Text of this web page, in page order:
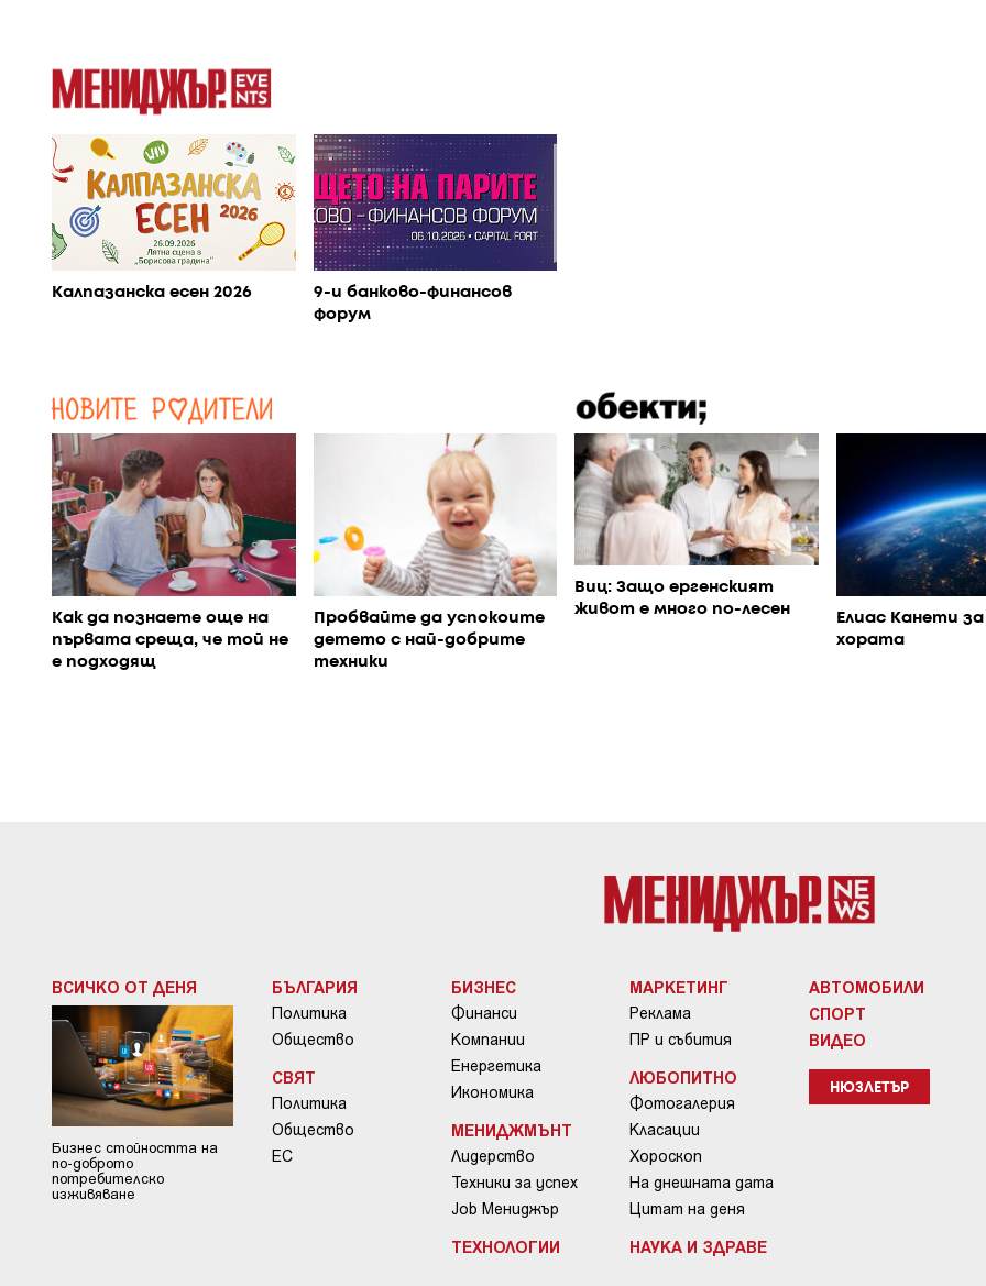
Калпазанска есен 2026
9-и банково-финансов
форум
Как да познаете още на
първата среща, че той не
е подходящ
Пробвайте да успокоите
детето с най-добрите
техники
Виц: Защо ергенският
живот е много по-лесен
Елиас Канети
хората
ВСИЧКО ОТ ДЕНЯ
Бизнес стойността на
по-доброто
потребителско
изживяване
БЪЛГАРИЯ
Политика
Общество
СВЯТ
Политика
Общество
ЕС
БИЗНЕС
Финанси
Компании
Енергетика
Икономика
МЕНИДЖМЪНТ
Лидерство
Техники за успех
Job Мениджър
ТЕХНОЛОГИИ
МАРКЕТИНГ
Реклама
ПР и събития
ЛЮБОПИТНО
Фотогалерия
Класации
Хороскоп
На днешната дата
Цитат на деня
НАУКА И ЗДРАВЕ
АВТОМОБИЛИ
СПОРТ
ВИДЕО
НЮЗЛЕТЪР